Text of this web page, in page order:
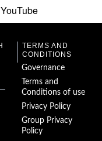
YouTube